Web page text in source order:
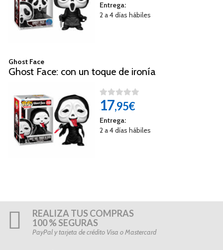
Entrega:
2 a 4 días hábiles
Ghost Face
Ghost Face: con un toque de ironía
17,95€
Entrega:
2 a 4 días hábiles
REALIZA TUS COMPRAS
100 % SEGURAS
PayPal y tarjeta de crédito Visa o Mastercard